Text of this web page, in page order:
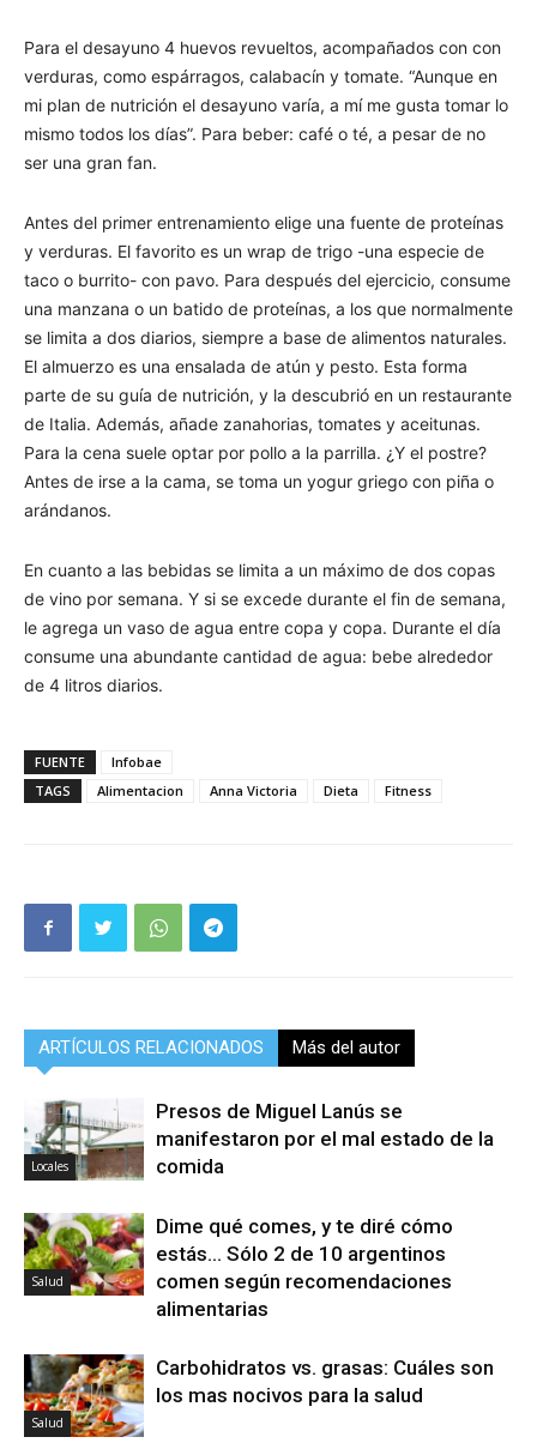
Para el desayuno 4 huevos revueltos, acompañados con con
verduras, como espárragos, calabacín y tomate. “Aunque en
mi plan de nutrición el desayuno varía, a mí me gusta tomar lo
mismo todos los días”. Para beber: café o té, a pesar de no
ser una gran fan.
Antes del primer entrenamiento elige una fuente de proteínas
y verduras. El favorito es un wrap de trigo -una especie de
taco o burrito- con pavo. Para después del ejercicio, consume
una manzana o un batido de proteínas, a los que normalmente
se limita a dos diarios, siempre a base de alimentos naturales.
El almuerzo es una ensalada de atún y pesto. Esta forma
parte de su guía de nutrición, y la descubrió en un restaurante
de Italia. Además, añade zanahorias, tomates y aceitunas.
Para la cena suele optar por pollo a la parrilla. ¿Y el postre?
Antes de irse a la cama, se toma un yogur griego con piña o
arándanos.
En cuanto a las bebidas se limita a un máximo de dos copas
de vino por semana. Y si se excede durante el fin de semana,
le agrega un vaso de agua entre copa y copa. Durante el día
consume una abundante cantidad de agua: bebe alrededor
de 4 litros diarios.
FUENTE
Infobae
TAGS
Alimentacion Anna Victoria Dieta Fitness
ARTÍCULOS RELACIONADOS Más del autor
Locales
Presos de Miguel Lanús se
manifestaron por el mal estado de la
comida
Salud
Dime qué comes, y te diré cómo
estás… Sólo 2 de 10 argentinos
comen según recomendaciones
alimentarias
Salud
Carbohidratos vs. grasas: Cuáles son
los mas nocivos para la salud